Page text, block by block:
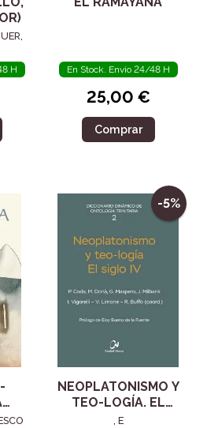
H En Stock. Envío 24/48 H
25,00 €
Comprar
-5%
NEOPLATONISMO Y
TEO-LOGÍA. EL
SIGLO IV
, E